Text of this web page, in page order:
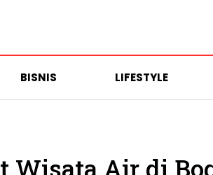
BISNIS LIFESTYLE
Wisata Air di